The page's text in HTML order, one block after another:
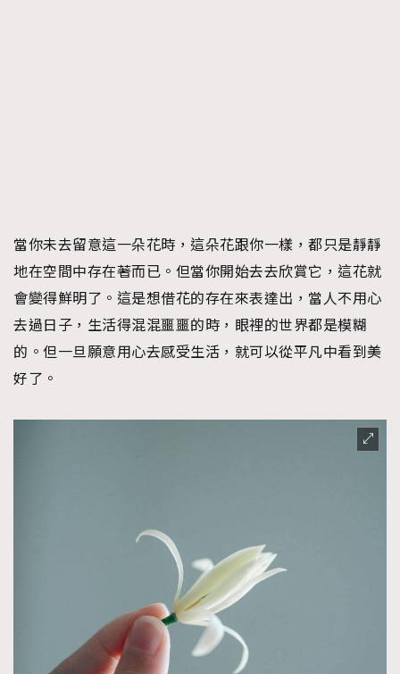
當你未去留意這一朵花時，這朵花跟你一樣，都只是靜靜
地在空間中存在著而已。但當你開始去去欣賞它，這花就
會變得鮮明了。這是想借花的存在來表達出，當人不用心
去過日子，生活得混混噩噩的時，眼裡的世界都是模糊
的。但一旦願意用心去感受生活，就可以從平凡中看到美
好了。